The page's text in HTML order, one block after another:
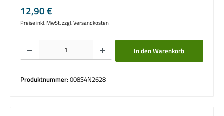
Regulärer Preis:
12,90 €
Preise inkl. MwSt. zzgl. Versandkosten
Produkt Anzahl: Gib den gewünschten Wert ein oder benutze die Schaltflächen um
In den Warenkorb
Produktnummer:008S4N2628